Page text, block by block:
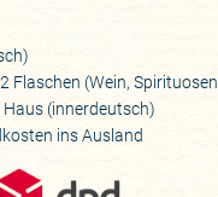
Flaschen (Wein, Spirituosen
(innerdeutsch)
ins Ausland